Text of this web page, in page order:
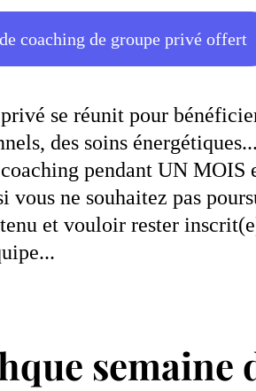
coaching de groupe privé offert
se réunit pour
des soins
pendant UN
ne souhaitez pas
et vouloir rester
semaine